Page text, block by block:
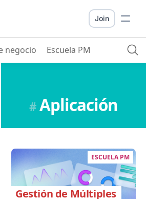
Join
negocio Escuela PM
#Aplicación
ESCUELA PM
Gestión de Múltiples